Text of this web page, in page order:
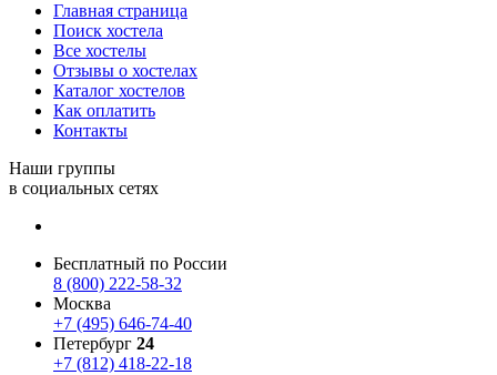
Главная страница
Поиск хостела
Все хостелы
Отзывы о хостелах
Каталог хостелов
Как оплатить
Контакты
Наши группы
в социальных сетях
Бесплатный по России
8 (800) 222-58-32
Москва
+7 (495) 646-74-40
Петербург 24
+7 (812) 418-22-18